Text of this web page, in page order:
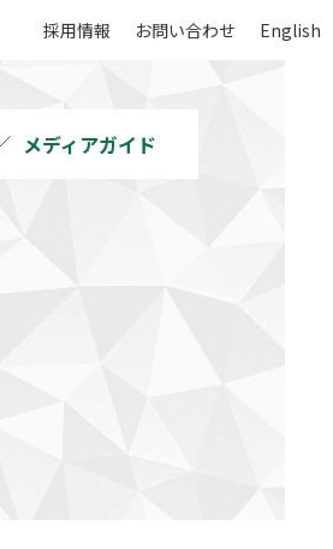
採用情報 お問い合わせ English
メディアガイド